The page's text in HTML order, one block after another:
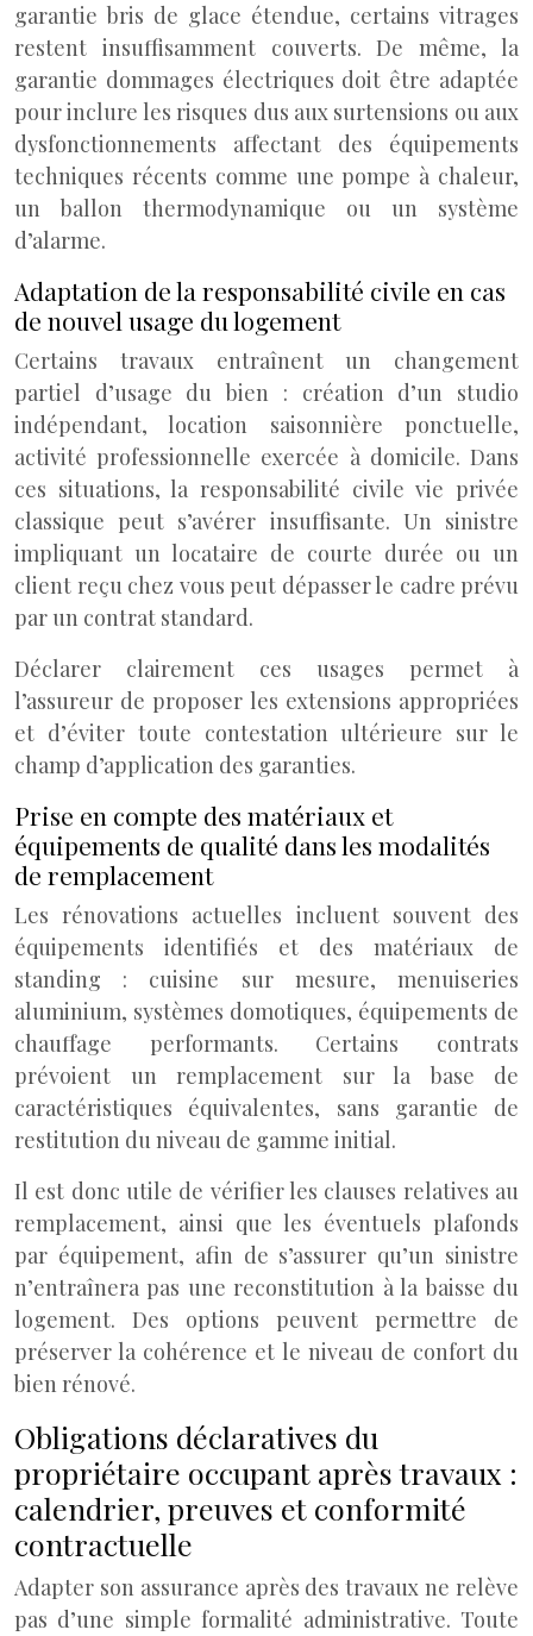
garantie bris de glace étendue, certains vitrages
restent insuffisamment couverts. De même, la
garantie dommages électriques doit être adaptée
pour inclure les risques dus aux surtensions ou aux
dysfonctionnements affectant des équipements
techniques récents comme une pompe à chaleur,
un ballon thermodynamique ou un système
d’alarme.
Adaptation de la responsabilité civile en cas
de nouvel usage du logement
Certains travaux entraînent un changement
partiel d’usage du bien : création d’un studio
indépendant, location saisonnière ponctuelle,
activité professionnelle exercée à domicile. Dans
ces situations, la responsabilité civile vie privée
classique peut s’avérer insuffisante. Un sinistre
impliquant un locataire de courte durée ou un
client reçu chez vous peut dépasser le cadre prévu
par un contrat standard.
Déclarer clairement ces usages permet à
l’assureur de proposer les extensions appropriées
et d’éviter toute contestation ultérieure sur le
champ d’application des garanties.
Prise en compte des matériaux et
équipements de qualité dans les modalités
de remplacement
Les rénovations actuelles incluent souvent des
équipements identifiés et des matériaux de
standing : cuisine sur mesure, menuiseries
aluminium, systèmes domotiques, équipements de
chauffage performants. Certains contrats
prévoient un remplacement sur la base de
caractéristiques équivalentes, sans garantie de
restitution du niveau de gamme initial.
Il est donc utile de vérifier les clauses relatives au
remplacement, ainsi que les éventuels plafonds
par équipement, afin de s’assurer qu’un sinistre
n’entraînera pas une reconstitution à la baisse du
logement. Des options peuvent permettre de
préserver la cohérence et le niveau de confort du
bien rénové.
Obligations déclaratives du
propriétaire occupant après travaux :
calendrier, preuves et conformité
contractuelle
Adapter son assurance après des travaux ne relève
pas d’une simple formalité administrative. Toute